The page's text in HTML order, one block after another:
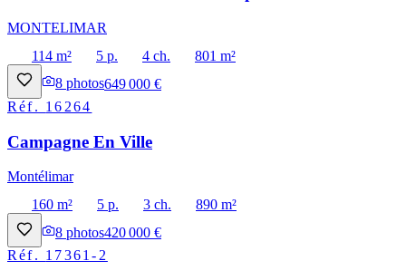
MONTELIMAR
114 m²
5 p. 4 ch.
801 m²
8 photos649 000 €
Réf. 16264
Campagne En Ville
Montélimar
160 m²
5 p. 3 ch.
890 m²
8 photos420 000 €
Réf. 17361-2